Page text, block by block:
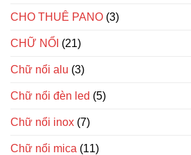
CHO THUÊ PANO (3)
CHỮ NỔI (21)
Chữ nổi alu (3)
Chữ nổi đèn led (5)
Chữ nổi inox (7)
Chữ nổi mica (11)